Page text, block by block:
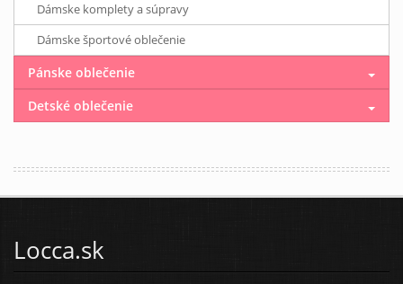
Dámske komplety a súpravy
Dámske športové oblečenie
Pánske oblečenie
Detské oblečenie
Locca.sk